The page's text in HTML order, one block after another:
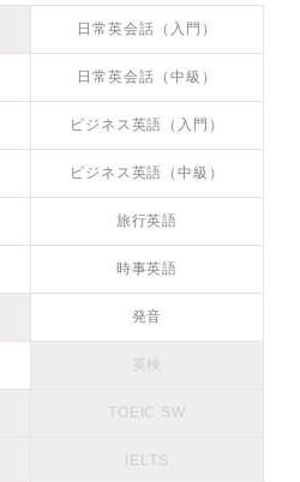
日常英会話（入門）
日常英会話（中級）
ビジネス英語（入門）
ビジネス英語（中級）
旅行英語
時事英語
発音
英検
TOEIC SW
IELTS